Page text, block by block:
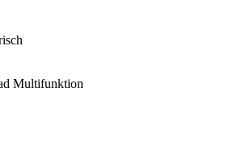
Multifunktion